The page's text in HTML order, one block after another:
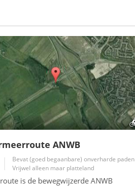
ANWB
Bevat (goed begaanbare) onverharde paden
Vrijwel alleen maar platteland
is de bewegwijzerde ANWB